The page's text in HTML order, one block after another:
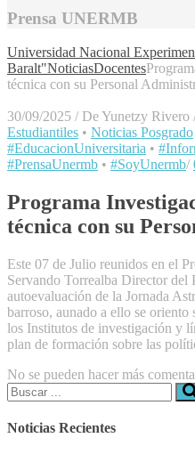
Prensa UNERMB
Universidad Nacional
Baralt"NoticiasDocentes
técnica con su Personal
30/09/2025 / De Yunetzy Rivero
Estudiantiles • Noticias Posgrado
#EducacionUniversitaria •
#PrensaUnermb • #SoyUnermb/
Programa
técnica con su
Este 07 de Julio reunidos en el
Servando Torrealba Director del
autoevaluación de la Jornada
barroso, aunado a ello se
los Institutos de investigación y
plan de formación sobre las
No se pueden hacer más
Buscar:
Noticias Recientes